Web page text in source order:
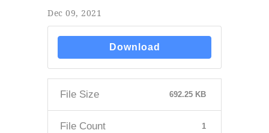
Dec 09, 2021
Download
File Size 692.25 KB
File Count 1